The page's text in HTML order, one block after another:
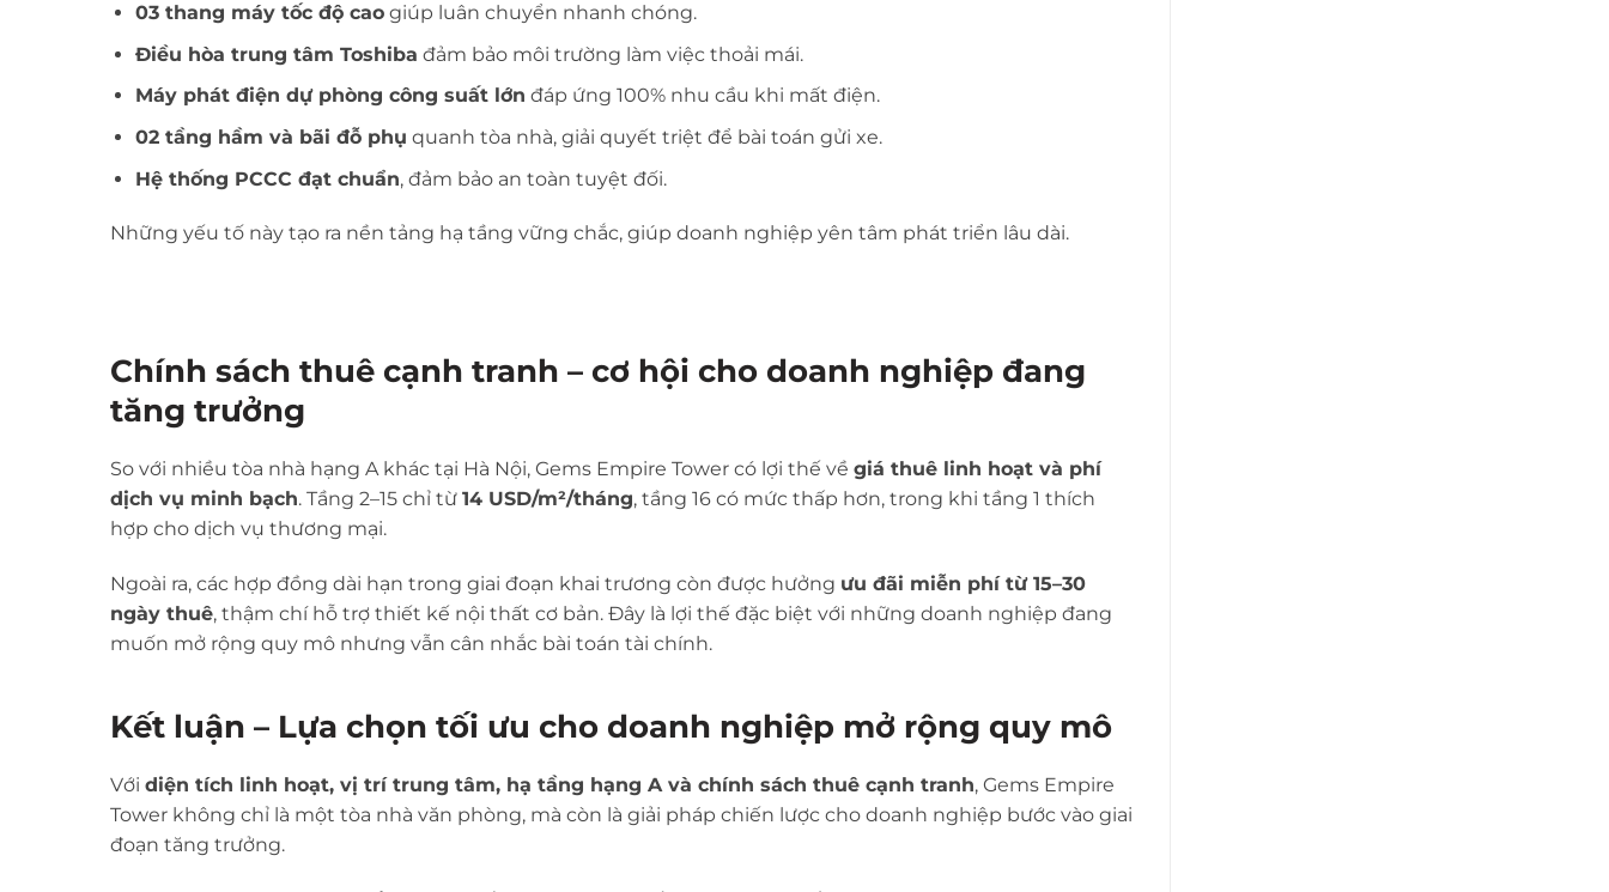
03 thang máy tốc độ caogiúp luân chuyển nhanh chóng.
Điều hòa trung tâm Toshiba đảm bảo môi trường làm việc thoải mái.
Máy phát điện dự phòng công suất lớn đáp ứng 100% nhu cầu khi mất điện.
02 tầng hầm và bãi đỗ phụ quanh tòa nhà, giải quyết triệt để bài toán gửi xe.
Hệ thống PCCC đạt chuẩn, đảm bảo an toàn tuyệt đối.
Những yếu tố này tạo ra nền tảng hạ tầng vững chắc, giúp doanh nghiệp yên tâm phát triển lâu dài.
Chính sách thuê cạnh tranh – cơ hội cho doanh nghiệp đang
tăng trưởng
So với nhiều tòa nhà hạng A khác tại Hà Nội, Gems Empire Tower có lợi thế về giá thuê linh hoạt và phí
dịch vụ minh bạch. Tầng 2–15 chỉ từ 14 USD/m²/tháng, tầng 16 có mức thấp hơn, trong khi tầng 1 thích
hợp cho dịch vụ thương mại.
Ngoài ra, các hợp đồng dài hạn trong giai đoạn khai trương còn được hưởng ưu đãi miễn phí từ 15–30
ngày thuê, thậm chí hỗ trợ thiết kế nội thất cơ bản. Đây là lợi thế đặc biệt với những doanh nghiệp đang
muốn mở rộng quy mô nhưng vẫn cân nhắc bài toán tài chính.
Kết luận – Lựa chọn tối ưu cho doanh nghiệp mở rộng quy mô
Với diện tích linh hoạt, vị trí trung tâm, hạ tầng hạng A và chính sách thuê cạnh tranh, Gems Empire
Tower không chỉ là một tòa nhà văn phòng, mà còn là giải pháp chiến lược cho doanh nghiệp bước vào giai
đoạn tăng trưởng.